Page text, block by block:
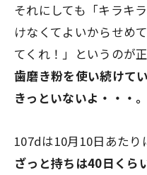
それにしても「キラキ
けなくてよいからせめ
てくれ！」というのが
歯磨き粉を使い続けて
きっといないよ・・・。
107dは10月10日あたり
ざっと持ちは40日くら